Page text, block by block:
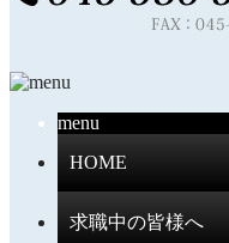
menu
HOME
求職中の皆様へ